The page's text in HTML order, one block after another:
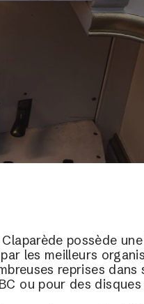
possède
les meilleurs
reprises dans
ou pour des